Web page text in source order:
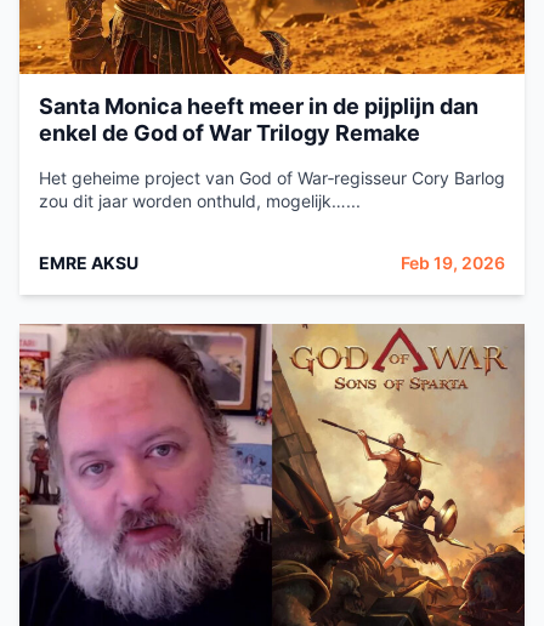
Santa Monica heeft meer in de pijplijn dan
enkel de God of War Trilogy Remake
Het geheime project van God of War‑regisseur Cory Barlog
zou dit jaar worden onthuld, mogelijk…...
EMRE AKSU Feb 19, 2026